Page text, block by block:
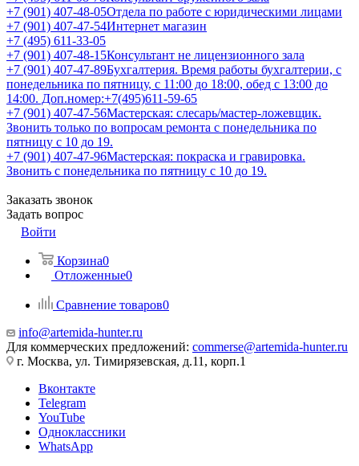
+7 (901) 407-48-05Отдела по работе с юридическими лицами
+7 (901) 407-47-54Интернет магазин
+7 (495) 611-33-05
+7 (901) 407-48-15Консультант не лицензионного зала
+7 (901) 407-47-89Бухгалтерия. Время работы бухгалтерии, с
понедельника по пятницу, с 11:00 до 18:00, обед с 13:00 до
14:00. Доп.номер:+7(495)611-59-65
+7 (901) 407-47-56Мастерская: слесарь/мастер-ложевщик.
Звонить только по вопросам ремонта с понедельника по
пятницу с 10 до 19.
+7 (901) 407-47-96Мастерская: покраска и гравировка.
Звонить с понедельника по пятницу с 10 до 19.
Заказать звонок
Задать вопрос
Войти
Корзина0
Отложенные0
Сравнение товаров0
info@artemida-hunter.ru
Для коммерческих предложений: commerse@artemida-hunter.ru
г. Москва, ул. Тимирязевская, д.11, корп.1
Вконтакте
Telegram
YouTube
Одноклассники
WhatsApp